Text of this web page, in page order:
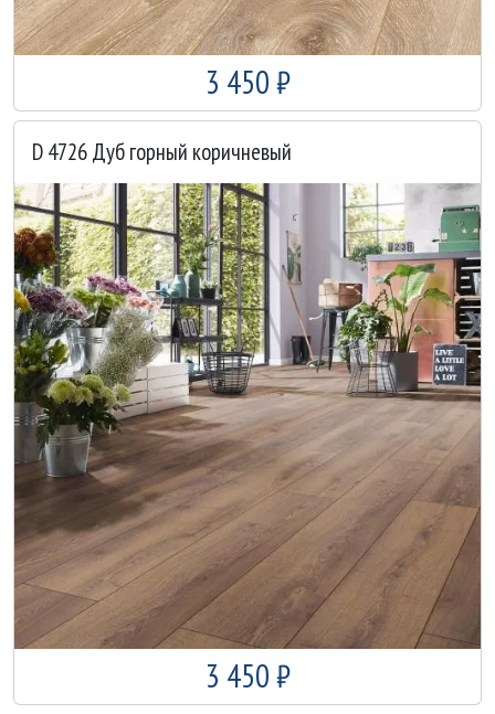
3 450 ₽
D 4726 Дуб горный коричневый
3 450 ₽